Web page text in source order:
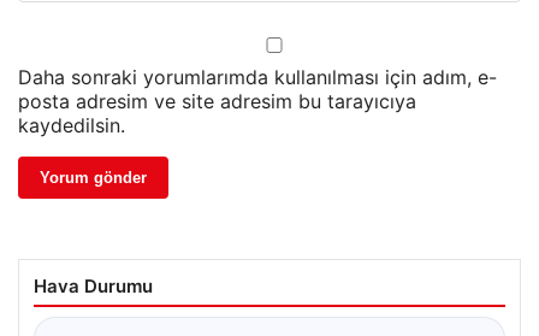
Daha sonraki yorumlarımda kullanılması için adım, e-
posta adresim ve site adresim bu tarayıcıya
kaydedilsin.
Hava Durumu